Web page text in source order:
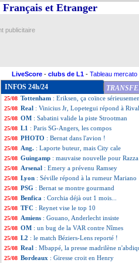
et Etranger
publicitaire
LiveScore - clubs de L1 - Tableau mercato
INFOS 24h/24
25/08 L1: Amiens-Reims, les compos
25/08 L1: Toulouse-Nimes, les compos
25/08 Ang.: première victoire pour Arsenal !
25/08 Liverpool : pourquoi Fabinho ne joue pas
25/08 Tottenham : Eriksen, ça coïnce
25/08 Real : Vinicius Jr, Lopetegui répond à
25/08 OM : Sabatini valide la piste Strootman
25/08 L1 : Paris SG-Angers, les compos
25/08 PHOTO : Bernat dans l'avion !
25/08 Ang. : Laporte buteur, mais City cale
25/08 Guingamp : mauvaise nouvelle pour
25/08 Arsenal : Emery a prévenu Ramsey
25/08 Lyon : Séville répond à la rumeur Mariano
25/08 PSG : Bernat se montre gourmand
25/08 Benfica : Corchia déjà out 1 mois...
25/08 TFC : Reynet vise le top 10
25/08 Amiens : Gouano, Anderlecht insiste
25/08 OM : un bug de la VAR contre Nîmes
25/08 L2 : le match Béziers-Lens reporté !
25/08 Real : Mbappé, la presse madrilène
25/08 Bordeaux : Giresse croit en Henry